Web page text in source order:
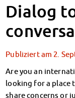
Dokumente
BAföG-
Kredite &
Mensen &
Heute in unseren
JoGo – Studibar
Klimabewusst
Dialog
Publiziert am 2.
Are you an
looking for a place
share concerns or